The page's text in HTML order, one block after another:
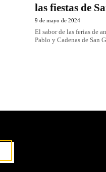
las fiestas de
9 de mayo de 2024
El sabor de las ferias de
Pablo y Cadenas de San